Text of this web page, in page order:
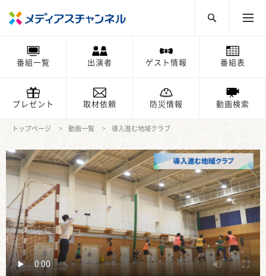
番組一覧 出演者 ゲスト情報 番組表
プレゼント 取材依頼 防災情報 動画検索
トップページ 動画一覧 導入進む地域クラブ